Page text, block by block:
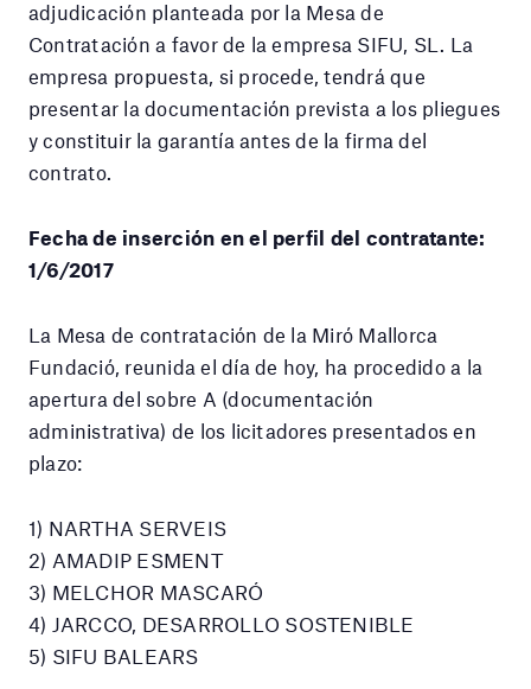
adjudicación planteada por la Mesa de
Contratación a favor de la empresa SIFU, SL. La
empresa propuesta, si procede, tendrá que
presentar la documentación prevista a los pliegues
y constituir la garantía antes de la firma del
contrato.
Fecha de inserción en el perfil del contratante:
1/6/2017
La Mesa de contratación de la Miró Mallorca
Fundació, reunida el día de hoy, ha procedido a la
apertura del sobre A (documentación
administrativa) de los licitadores presentados en
plazo:
1) NARTHA SERVEIS
2) AMADIP ESMENT
3) MELCHOR MASCARÓ
4) JARCCO, DESARROLLO SOSTENIBLE
5) SIFU BALEARS